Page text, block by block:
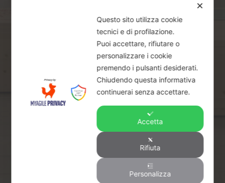
Libretto Eventi – estate 2026
© 2026 Piccoli Musei a Primiero - San Martino di
Castrozza | CF & P.IVA 02401890229 |
facebook instagram
✕
Questo sito utilizza cookie
tecnici e di profilazione.
Puoi accettare, rifiutare o
personalizzare i cookie
premendo i pulsanti desiderati.
Chiudendo questa informativa
continuerai senza accettare.
Accetta
Rifiuta
Personalizza